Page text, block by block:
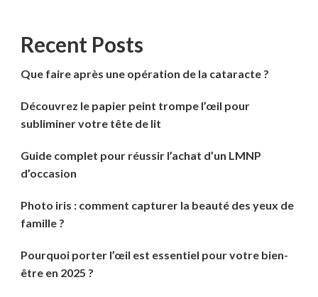
Recent Posts
Que faire après une opération de la cataracte ?
Découvrez le papier peint trompe l’œil pour
subliminer votre tête de lit
Guide complet pour réussir l’achat d’un LMNP
d’occasion
Photo iris : comment capturer la beauté des yeux de
famille ?
Pourquoi porter l’œil est essentiel pour votre bien-
être en 2025 ?